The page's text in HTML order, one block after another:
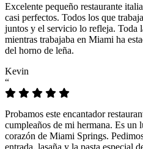
Excelente pequeño restaurante
casi perfectos. Todos los que
juntos y el servicio lo refleja. Toda
mientras trabajaba en Miami ha
del horno de leña.
Kevin
“
Probamos este encantador
cumpleaños de mi hermana. Es un
corazón de Miami Springs.
entrada, lasaña y la pasta especial